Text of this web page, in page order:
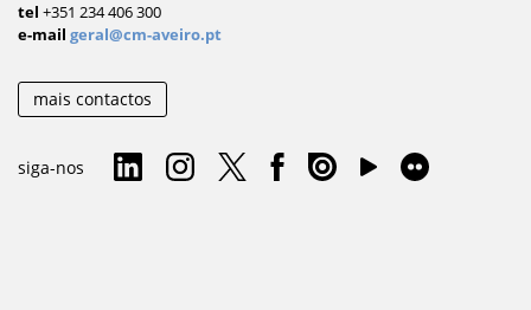
tel +351 234 406 300
e-mail geral@cm-aveiro.pt
mais contactos
siga-nos